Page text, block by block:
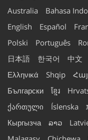
Australia
Bahasa
English
Español
Polski
Português
日本語
한국어 中文
Ελληνικά
Shqip
Български
ខ្មែរ
ქართული
Íslenska
Кыргызча
ລາວ